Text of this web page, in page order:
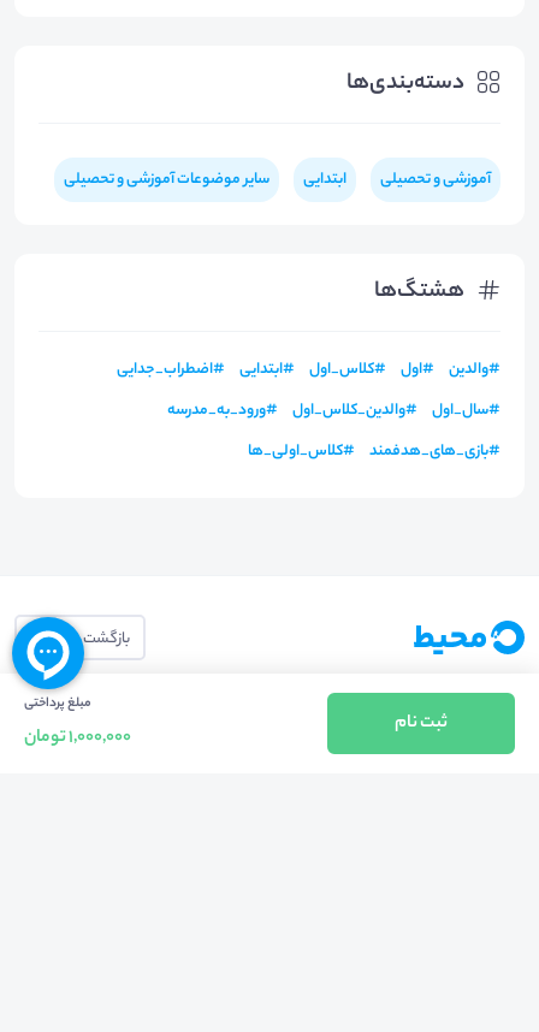
دسته‌بندی‌ها
آموزشی و تحصیلی ابتدایی سایر موضوعات آموزشی و تحصیلی
هشتگ‌ها
#والدین #اول #کلاس_اول #ابتدایی #اضطراب_جدایی
#سال_اول #والدین_کلاس_اول #ورود_به_مدرسه
#بازی_های_هدفمند #کلاس_اولی_ها
مبلغ پرداختی
1,000,000 تومان
ثبت نام
بازگشت به بالا
تلفن واحد فروش (شنبه تا چهارشنبه از 08:00 الی 17:00)
021-57605999